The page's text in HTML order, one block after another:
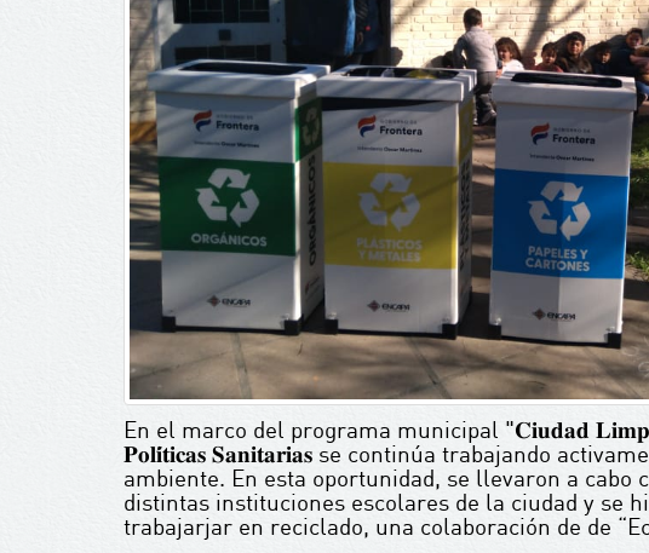
En el marco del programa municipal "𝐂𝐢𝐮𝐝𝐚𝐝
𝐏𝐨𝐥𝐢́𝐭𝐢𝐜𝐚𝐬 𝐒𝐚𝐧𝐢𝐭𝐚𝐫𝐢𝐚𝐬 se continúa trabajando
ambiente. En esta oportunidad, se llevaron a cabo
distintas instituciones escolares de la ciudad y se
trabajarjar en reciclado, una colaboración de de